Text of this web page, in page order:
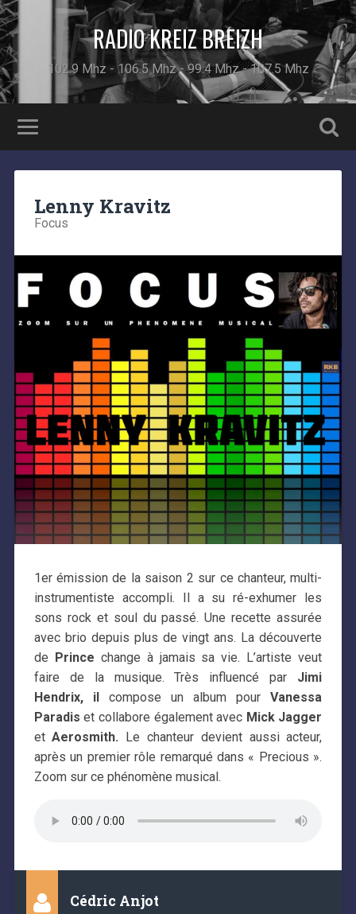
RADIO KREIZ BREIZH
102.9 Mhz - 106.5 Mhz - 99.4 Mhz - 107.5 Mhz
Lenny Kravitz
Focus
1er émission de la saison 2 sur ce chanteur, multi-
instrumentiste accompli. Il a su ré-exhumer les
sons rock et soul du passé. Une recette assurée
avec brio depuis plus de vingt ans. La découverte
de
Prince change à jamais sa vie. L’artiste veut
faire de la musique. Très influencé par Jimi
Hendrix, il
compose un album pourVanessa
Paradis et collabore également avec Mick Jagger
etAerosmith. Le chanteur devient aussi acteur,
après un premier rôle remarqué dans « Precious ».
Zoom sur ce phénomène musical.
Cédric Anjot